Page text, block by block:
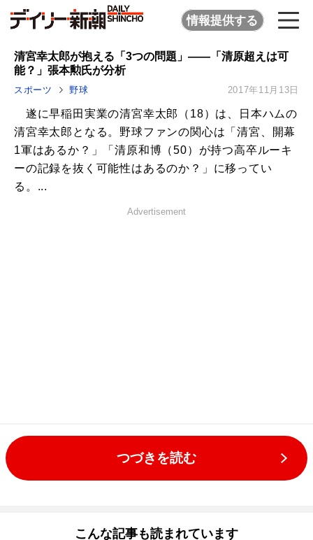
情報提供する
清宮幸太郎が抱える「3つの問題」――「清原超えは可
能？」張本勲氏が分析
スポーツ 野球 2017年11月13日
遂に早稲田実業の清宮幸太郎（18）は、日本ハムの
清宮幸太郎となる。野球ファンの関心は「清宮、開幕
1軍はあるか？」「清原和博（50）が持つ高卒ルーキ
ーの記録を抜く可能性はあるのか？」に移ってい
る。...
Advertisement
つづきを読む
こんな記事も読まれています